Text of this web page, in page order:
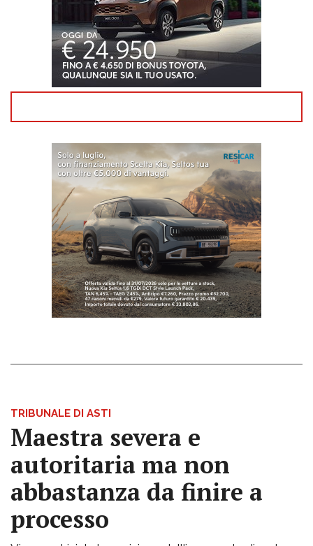
TRIBUNALE DI ASTI
Maestra severa e
autoritaria ma non
abbastanza da finire a
processo